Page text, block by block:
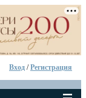
Вход /Регистрация